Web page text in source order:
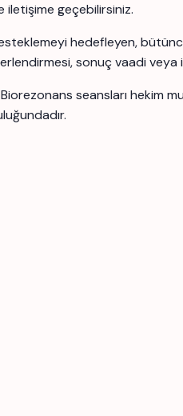
iletişime geçebilirsiniz.
hedefleyen,
sonuç vaadi
seansları hekim